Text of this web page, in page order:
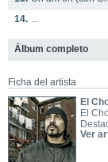
14. ...
Álbum completo
Ficha del artista
El
El
Ver